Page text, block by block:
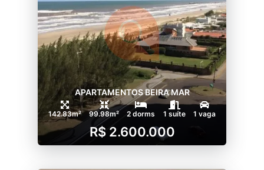
APARTAMENTOS BEIRA MAR
142.83m² 99.98m² 2 dorms 1 suíte 1 vaga
R$ 2.600.000